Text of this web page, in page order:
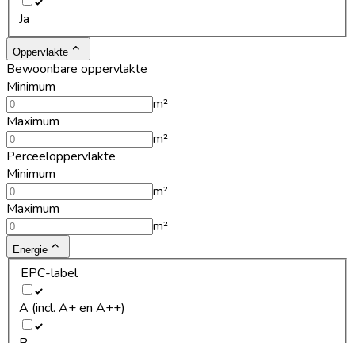
Ja
Oppervlakte
Bewoonbare oppervlakte
Minimum
m²
Maximum
m²
Perceeloppervlakte
Minimum
m²
Maximum
m²
Energie
EPC-label
A (incl. A+ en A++)